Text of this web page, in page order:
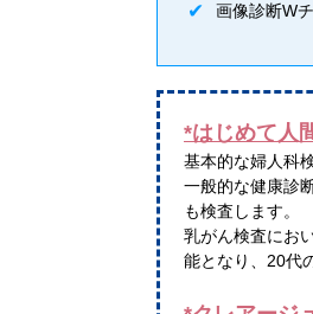
画像診断W
*はじめて人
基本的な婦人科
一般的な健康診
も検査します。
乳がん検査にお
能となり、20代